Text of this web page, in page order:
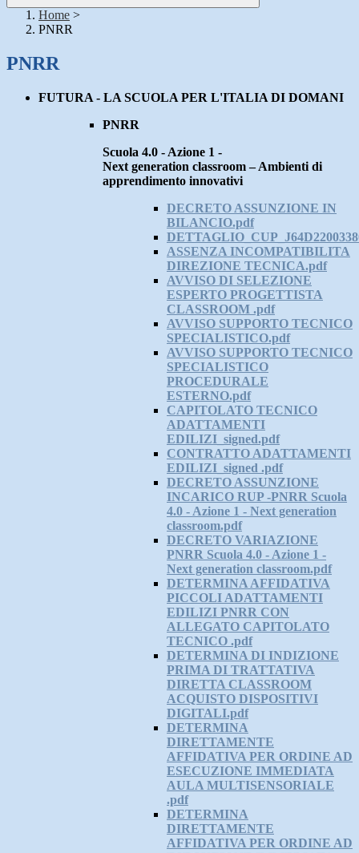
Home >
PNRR
PNRR
FUTURA - LA SCUOLA PER L'ITALIA DI DOMANI
PNRR
Scuola 4.0 - Azione 1 -
Next generation classroom – Ambienti di
apprendimento innovativi
DECRETO ASSUNZIONE IN
BILANCIO.pdf
ASSENZA INCOMPATIBILITA
DIREZIONE TECNICA.pdf
AVVISO DI SELEZIONE
ESPERTO PROGETTISTA
CLASSROOM .pdf
AVVISO SUPPORTO TECNICO
SPECIALISTICO.pdf
AVVISO SUPPORTO TECNICO
SPECIALISTICO
PROCEDURALE
ESTERNO.pdf
CAPITOLATO TECNICO
ADATTAMENTI
EDILIZI_signed.pdf
CONTRATTO ADATTAMENTI
EDILIZI_signed .pdf
DECRETO ASSUNZIONE
INCARICO RUP -PNRR Scuola
4.0 - Azione 1 - Next generation
classroom.pdf
DECRETO VARIAZIONE
PNRR Scuola 4.0 - Azione 1 -
Next generation classroom.pdf
DETERMINA AFFIDATIVA
PICCOLI ADATTAMENTI
EDILIZI PNRR CON
ALLEGATO CAPITOLATO
TECNICO .pdf
DETERMINA DI INDIZIONE
PRIMA DI TRATTATIVA
DIRETTA CLASSROOM
ACQUISTO DISPOSITIVI
DIGITALI.pdf
DETERMINA
DIRETTAMENTE
AFFIDATIVA PER ORDINE AD
ESECUZIONE IMMEDIATA
AULA MULTISENSORIALE
.pdf
DETERMINA
DIRETTAMENTE
AFFIDATIVA PER ORDINE AD